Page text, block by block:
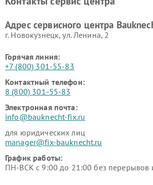
Адрес сервисного центра
г. Новокузнецк, ул. Ленина, 2
Горячая линия:
+7 (800) 301-55-83
Контактный телефон:
8 (800) 301-55-83
Электронная почта:
info@bauknecht-fix.ru
для юридических лиц
manager@fix-bauknecht.ru
График работы:
ПН-ВСК с 9:00 до 21:00 без перерывов